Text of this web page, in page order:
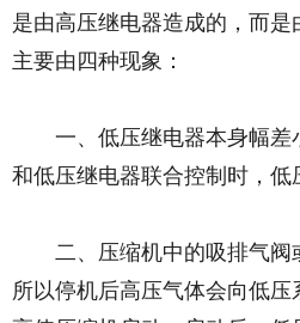
是由高压继电器造成的，而是
主要由四种现象：
一、低压继电器本身幅差
和低压继电器联合控制时，低
二、压缩机中的吸排气阀
所以停机后高压气体会向低